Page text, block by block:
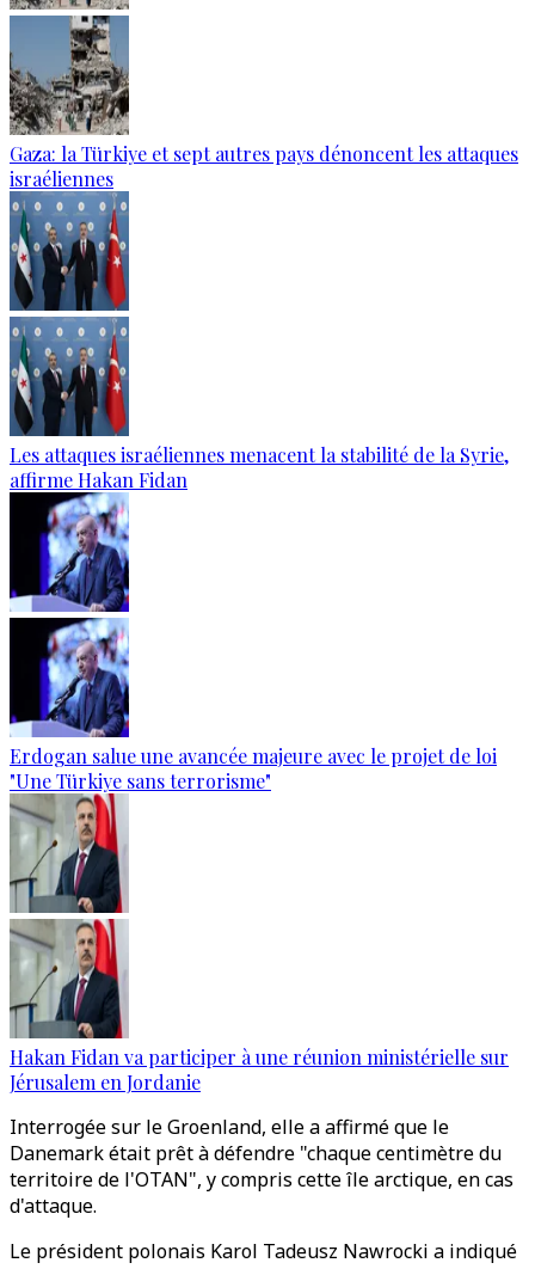
Gaza: la Türkiye et sept autres pays dénoncent les attaques
israéliennes
Les attaques israéliennes menacent la stabilité de la Syrie,
affirme Hakan Fidan
Erdogan salue une avancée majeure avec le projet de loi
"Une Türkiye sans terrorisme"
Hakan Fidan va participer à une réunion ministérielle sur
Jérusalem en Jordanie
Interrogée sur le Groenland, elle a affirmé que le
Danemark était prêt à défendre "chaque centimètre du
territoire de l'OTAN", y compris cette île arctique, en cas
d'attaque.
Le président polonais Karol Tadeusz Nawrocki a indiqué